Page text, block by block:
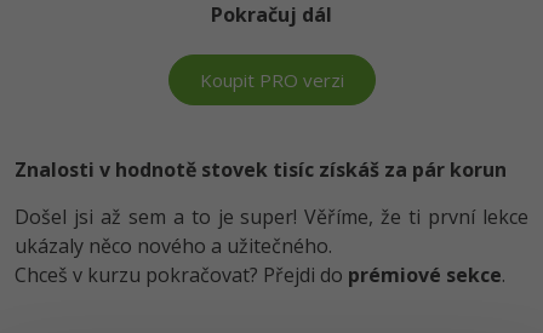
Kurzy e-commerce
Testování softwaru
Digitální gramotnost
Marketing -30%
Kurzy designu
HTML/CSS
Photoshop -80%
Adobe Illustrator -80%
Příběhy absolventů
Blog
Kariéra
Pokračuj dál
Koupit PRO verzi
Znalosti v hodnotě stovek tisíc získáš za pár korun
Došel jsi až sem a to je super! Věříme, že ti první lekce
ukázaly něco nového a užitečného.
Chceš v kurzu pokračovat? Přejdi do prémiové sekce.